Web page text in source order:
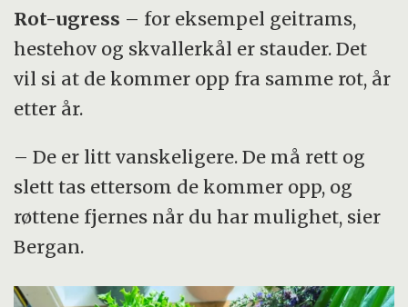
Rot-ugress – for eksempel geitrams,
hestehov og skvallerkål er stauder. Det
vil si at de kommer opp fra samme rot, år
etter år.
– De er litt vanskeligere. De må rett og
slett tas ettersom de kommer opp, og
røttene fjernes når du har mulighet, sier
Bergan.